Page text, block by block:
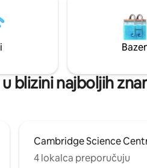
blizini najboljih
Cambridge Science
4 lokalca preporučuju